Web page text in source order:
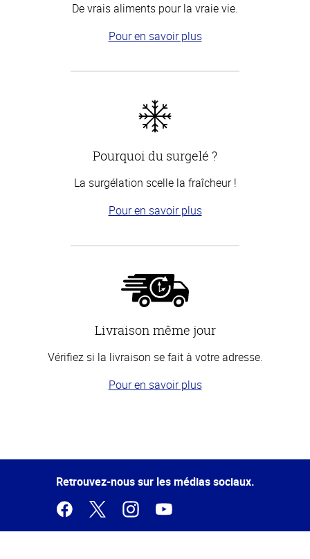
De vrais aliments pour la vraie vie.
Pour en savoir plus
Pourquoi du surgelé ?
La surgélation scelle la fraîcheur !
Pour en savoir plus
Livraison même jour
Vérifiez si la livraison se fait à votre adresse.
Pour en savoir plus
de la
Retrouvez-nous sur les médias sociaux.